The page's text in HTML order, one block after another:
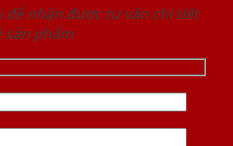
để nhận được tư vấn chi tiết
sản phẩm